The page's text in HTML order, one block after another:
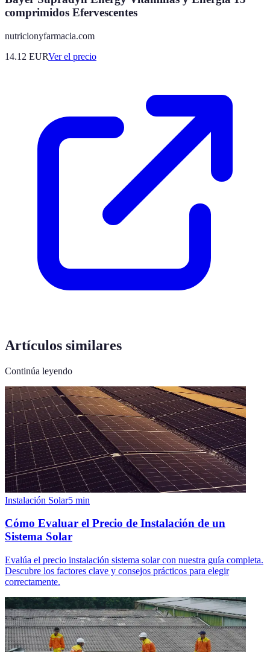
comprimidos Efervescentes
nutricionyfarmacia.com
14.12 EURVer el precio
Artículos similares
Continúa leyendo
Instalación Solar5 min
Cómo Evaluar el Precio de Instalación de un
Sistema Solar
Evalúa el precio instalación sistema solar con nuestra guía completa.
Descubre los factores clave y consejos prácticos para elegir
correctamente.